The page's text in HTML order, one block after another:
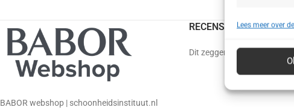
Verschillende
Zorg
Lees meer over
BABOR webshop | schoonheidsinstituut.nl
RECENSIES
Dit zeggen onze klanten over